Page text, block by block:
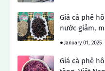
Giá cà phê
nước giảm,
January 01, 2025
Giá cà phê